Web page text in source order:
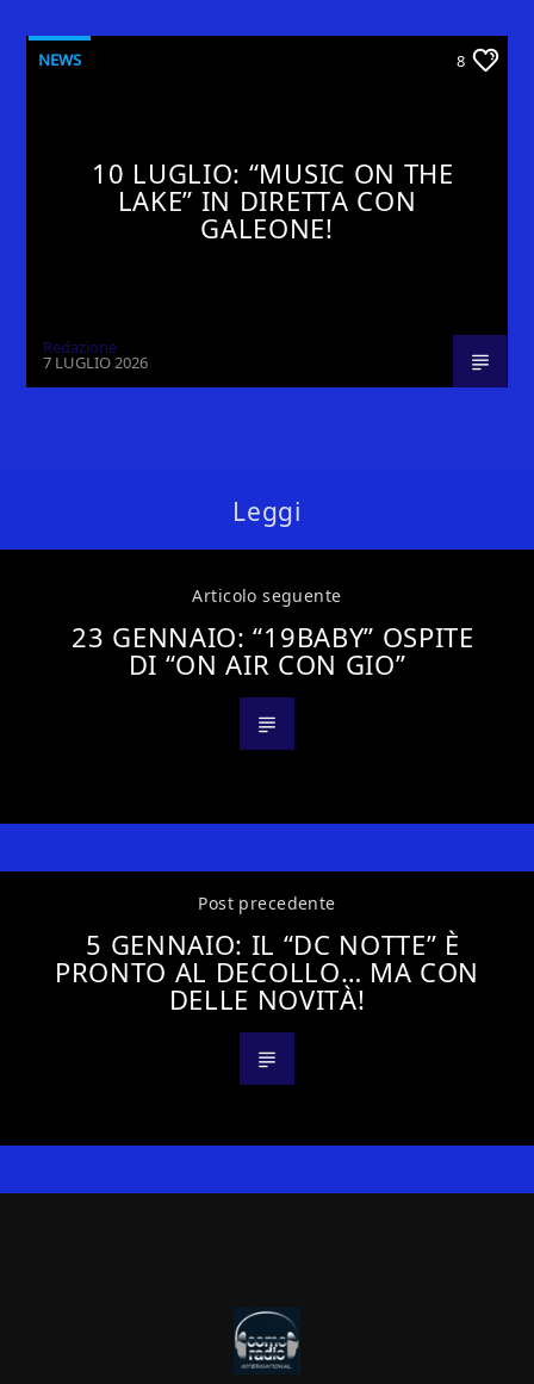
NEWS 8
10 LUGLIO: “MUSIC ON THE
LAKE” IN DIRETTA CON
GALEONE!
Redazione
7 LUGLIO 2026
Leggi
Articolo seguente
23 GENNAIO: “19BABY” OSPITE
DI “ON AIR CON GIO”
Post precedente
5 GENNAIO: IL “DC NOTTE” È
PRONTO AL DECOLLO… MA CON
DELLE NOVITÀ!